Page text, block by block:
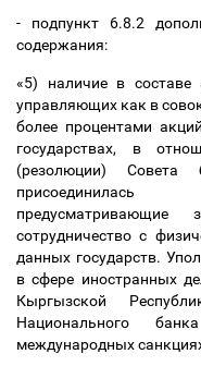
- подпункт 6.8.2
содержания:
«5) наличие в
управляющих как в
более процентами
государствах, в
(резолюции)
сотрудничество с
данных государств.
в сфере иностранных
Кыргызской
Национального
международных